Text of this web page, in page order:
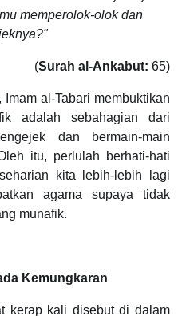
memperolok-olok dan
(Surah al-Ankabut: 65)
al-Tabari membuktikan
adalah sebahagian dari
dan bermain-main
itu, perlulah berhati-hati
kita lebih-lebih lagi
agama supaya tidak
munafik.
Kemungkaran
kerap kali disebut di dalam